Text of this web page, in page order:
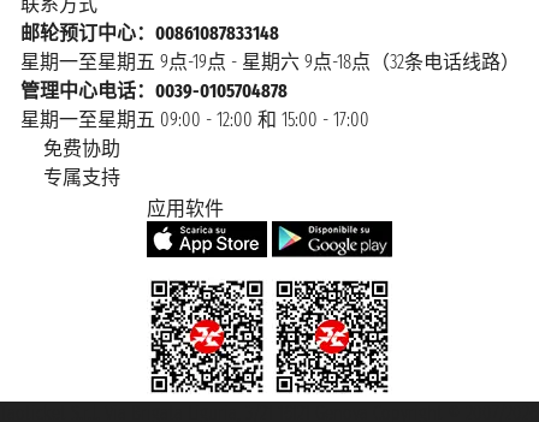
邮轮预订中心：00861087833148
星期一至星期五 9点-19点 - 星期六 9点-18点（32条电话线路）
管理中心电话：0039-0105704878
星期一至星期五 09:00 - 12:00 和 15:00 - 17:00
免费协助
专属支持
应用软件